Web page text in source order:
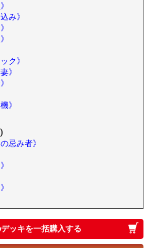
み》
ク》
》
》
忌み者》
ッキを一括購入する